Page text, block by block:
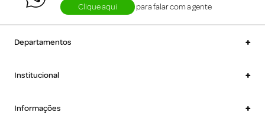
Clique aqui para falar com a gente
Departamentos +
Institucional +
Informações +